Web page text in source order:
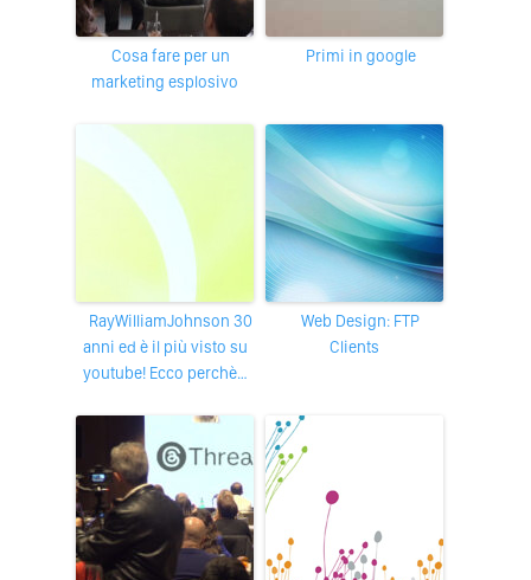
Cosa fare per un
marketing esplosivo
Primi in google
RayWilliamJohnson 30
anni ed è il più visto su
youtube! Ecco perchè…
Web Design: FTP
Clients